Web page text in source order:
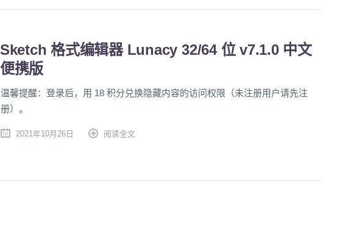
Sketch 格式编辑器 Lunacy 32/64 位 v7.1.0 中文
便携版
温馨提醒：登录后，用 18 积分兑换隐藏内容的访问权限（未注册用户请先注
册）。
2021年10月26日 阅读全文